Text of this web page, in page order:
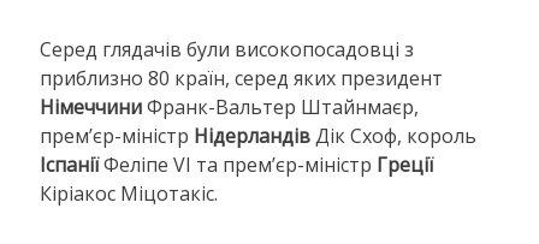
Серед глядачів були високопосадовці з
приблизно 80 країн, серед яких президент
НімеччиниФранк-Вальтер Штайнмаєр,
прем’єр-міністр НідерландівДік Схоф, король
ІспаніїФеліпе VI та прем’єр-міністр Греції
Кіріакос Міцотакіс.